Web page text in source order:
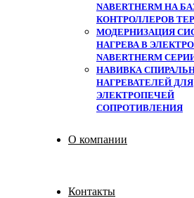
NABERTHERM НА
КОНТРОЛЛЕРОВ
МОДЕРНИЗАЦИЯ
НАГРЕВА В
NABERTHERM
НАВИВКА
НАГРЕВАТЕЛЕЙ ДЛЯ
ЭЛЕКТРОПЕЧЕЙ
СОПРОТИВЛЕНИЯ
О компании
Контакты